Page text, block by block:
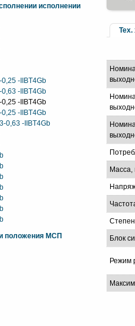
исполнении
-IIBT4Gb
-IIBT4Gb
-IIBT4Gb
-IIBT4Gb
0,63 -IIBT4Gb
положения МСП
Тех.
Масса,
Блок
Режим